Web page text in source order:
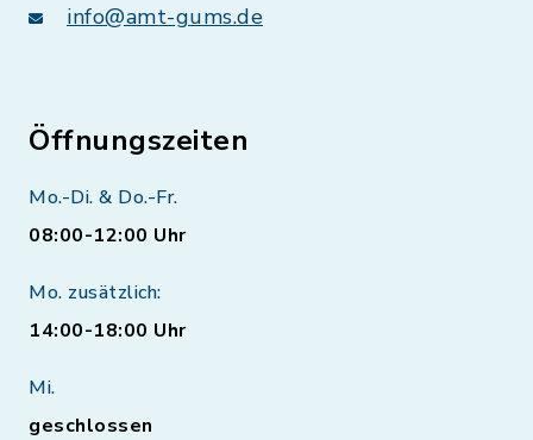
info@amt-gums.de
Öffnungszeiten
Mo.-Di. & Do.-Fr.
08:00-12:00 Uhr
Mo. zusätzlich:
14:00-18:00 Uhr
Mi.
geschlossen